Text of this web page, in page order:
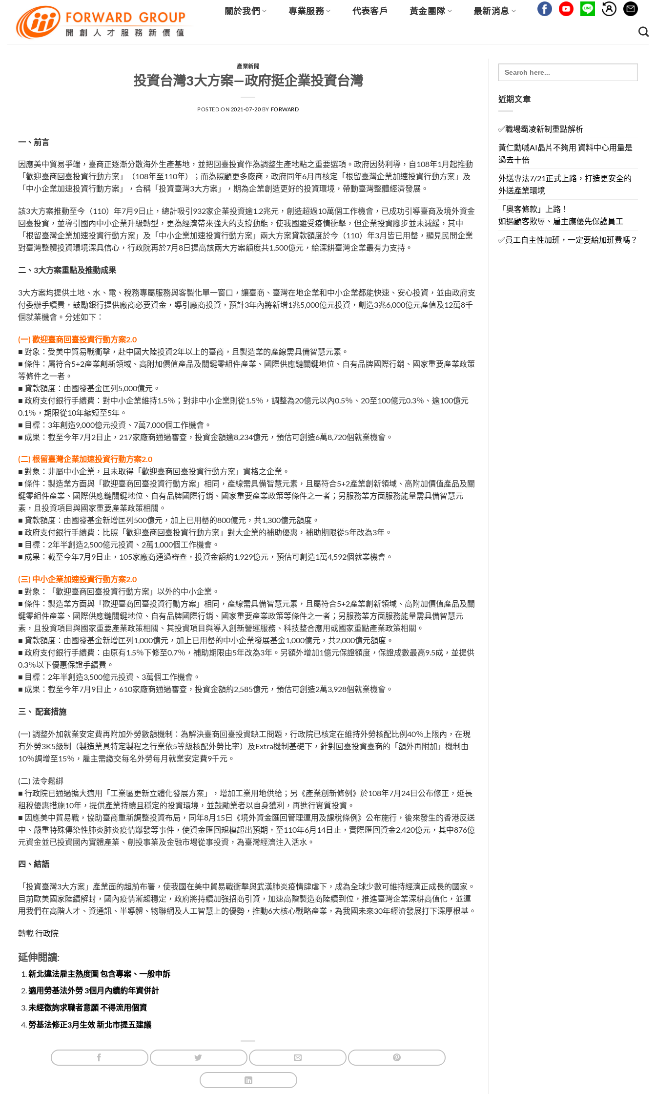
content
關於我們 專業服務 代表客戶 黃金團隊 最新消息
產業新聞
投資台灣3大方案—政府挺企業投資台灣
POSTED ON 2021-07-20 BY FORWARD
一、前言
因應美中貿易爭端，臺商正逐漸分散海外生產基地，並把回臺投資作為調整生產地點之重要選項。政府因勢利導，自108年1月起推動
「歡迎臺商回臺投資行動方案」（108年至110年）；而為照顧更多廠商，政府同年6月再核定「根留臺灣企業加速投資行動方案」及
「中小企業加速投資行動方案」，合稱「投資臺灣3大方案」，期為企業創造更好的投資環境，帶動臺灣整體經濟發展。
該3大方案推動至今（110）年7月9日止，總計吸引932家企業投資逾1.2兆元，創造超過10萬個工作機會，已成功引導臺商及境外資金
回臺投資，並導引國內中小企業升級轉型，更為經濟帶來強大的支撐動能，使我國雖受疫情衝擊，但企業投資腳步並未減緩，其中
「根留臺灣企業加速投資行動方案」及「中小企業加速投資行動方案」兩大方案貸款額度於今（110）年3月皆已用罄，顯見民間企業
對臺灣整體投資環境深具信心，行政院再於7月8日提高該兩大方案額度共1,500億元，給深耕臺灣企業最有力支持。
二、3大方案重點及推動成果
3大方案均提供土地、水、電、稅務專屬服務與客製化單一窗口，讓臺商、臺灣在地企業和中小企業都能快速、安心投資，並由政府支
付委辦手續費，鼓勵銀行提供廠商必要資金，導引廠商投資，預計3年內將新增1兆5,000億元投資，創造3兆6,000億元產值及12萬8千
個就業機會。分述如下：
(一) 歡迎臺商回臺投資行動方案2.0
■ 對象：受美中貿易戰衝擊，赴中國大陸投資2年以上的臺商，且製造業的產線需具備智慧元素。
■ 條件：屬符合5+2產業創新領域、高附加價值產品及關鍵零組件產業、國際供應鏈關鍵地位、自有品牌國際行銷、國家重要產業政策
等條件之一者。
■ 貸款額度：由國發基金匡列5,000億元。
■ 政府支付銀行手續費：對中小企業維持1.5％；對非中小企業則從1.5％，調整為20億元以內0.5％、20至100億元0.3％、逾100億元
0.1％，期限從10年縮短至5年。
■ 目標：3年創造9,000億元投資、7萬7,000個工作機會。
■ 成果：截至今年7月2日止，217家廠商通過審查，投資金額逾8,234億元，預估可創造6萬8,720個就業機會。
(二) 根留臺灣企業加速投資行動方案2.0
■ 對象：非屬中小企業，且未取得「歡迎臺商回臺投資行動方案」資格之企業。
■ 條件：製造業方面與「歡迎臺商回臺投資行動方案」相同，產線需具備智慧元素，且屬符合5+2產業創新領域、高附加價值產品及關
鍵零組件產業、國際供應鏈關鍵地位、自有品牌國際行銷、國家重要產業政策等條件之一者；另服務業方面服務能量需具備智慧元
素，且投資項目與國家重要產業政策相關。
■ 貸款額度：由國發基金新增匡列500億元，加上已用罄的800億元，共1,300億元額度。
■ 政府支付銀行手續費：比照「歡迎臺商回臺投資行動方案」對大企業的補助優惠，補助期限從5年改為3年。
■ 目標：2年半創造2,500億元投資、2萬1,000個工作機會。
■ 成果：截至今年7月9日止，105家廠商通過審查，投資金額約1,929億元，預估可創造1萬4,592個就業機會。
(三) 中小企業加速投資行動方案2.0
■ 對象：「歡迎臺商回臺投資行動方案」以外的中小企業。
■ 條件：製造業方面與「歡迎臺商回臺投資行動方案」相同，產線需具備智慧元素，且屬符合5+2產業創新領域、高附加價值產品及關
鍵零組件產業、國際供應鏈關鍵地位、自有品牌國際行銷、國家重要產業政策等條件之一者；另服務業方面服務能量需具備智慧元
素，且投資項目與國家重要產業政策相關、其投資項目與導入創新營運服務、科技整合應用或國家重點產業政策相關。
■ 貸款額度：由國發基金新增匡列1,000億元，加上已用罄的中小企業發展基金1,000億元，共2,000億元額度。
■ 政府支付銀行手續費：由原有1.5％下修至0.7％，補助期限由5年改為3年。另額外增加1億元保證額度，保證成數最高9.5成，並提供
0.3％以下優惠保證手續費。
■ 目標：2年半創造3,500億元投資、3萬個工作機會。
■ 成果：截至今年7月9日止，610家廠商通過審查，投資金額約2,585億元，預估可創造2萬3,928個就業機會。
三、 配套措施
(一) 調整外加就業安定費再附加外勞數額機制：為解決臺商回臺投資缺工問題，行政院已核定在維持外勞核配比例40％上限內，在現
有外勞3K5級制（製造業具特定製程之行業依5等級核配外勞比率）及Extra機制基礎下，針對回臺投資臺商的「額外再附加」機制由
10％調增至15％，雇主需繳交每名外勞每月就業安定費9千元。
(二) 法令鬆綁
■ 行政院已通過擴大適用「工業區更新立體化發展方案」，增加工業用地供給；另《產業創新條例》於108年7月24日公布修正，延長
租稅優惠措施10年，提供產業持續且穩定的投資環境，並鼓勵業者以自身獲利，再進行實質投資。
■ 因應美中貿易戰，協助臺商重新調整投資布局，同年8月15日《境外資金匯回管理運用及課稅條例》公布施行，後來發生的香港反送
中、嚴重特殊傳染性肺炎肺炎疫情爆發等事件，使資金匯回規模超出預期，至110年6月14日止，實際匯回資金2,420億元，其中876億
元資金並已投資國內實體產業、創投事業及金融市場從事投資，為臺灣經濟注入活水。
四、結語
「投資臺灣3大方案」產業面的超前布署，使我國在美中貿易戰衝擊與武漢肺炎疫情肆虐下，成為全球少數可維持經濟正成長的國家。
目前歐美國家陸續解封，國內疫情漸趨穩定，政府將持續加強招商引資，加速高階製造商陸續到位，推進臺灣企業深耕高值化，並運
用我們在高階人才、資通訊、半導體、物聯網及人工智慧上的優勢，推動6大核心戰略產業，為我國未來30年經濟發展打下深厚根基。
轉載行政院
延伸閱讀:
新北違法雇主熱度圖 包含專案、一般申訴
適用勞基法外勞 3個月內續約年資併計
未經徵詢求職者意願 不得流用個資
勞基法修正3月生效 新北市提五建議
Search
for:
近期文章
✅職場霸凌新制重點解析
黃仁勳喊AI晶片不夠用 資料中心用量是
過去十倍
外送專法7/21正式上路，打造更安全的
外送產業環境
「奧客條款」上路！
如遇顧客欺辱、雇主應優先保護員工
✅員工自主性加班，一定要給加班費嗎？